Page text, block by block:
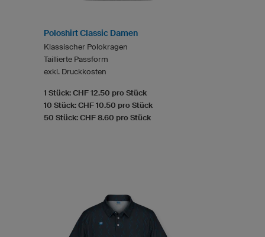
Poloshirt Classic Damen
Klassischer Polokragen
Taillierte Passform
exkl. Druckkosten
1 Stück: CHF 12.50 pro Stück
10 Stück: CHF 10.50 pro Stück
50 Stück: CHF 8.60 pro Stück